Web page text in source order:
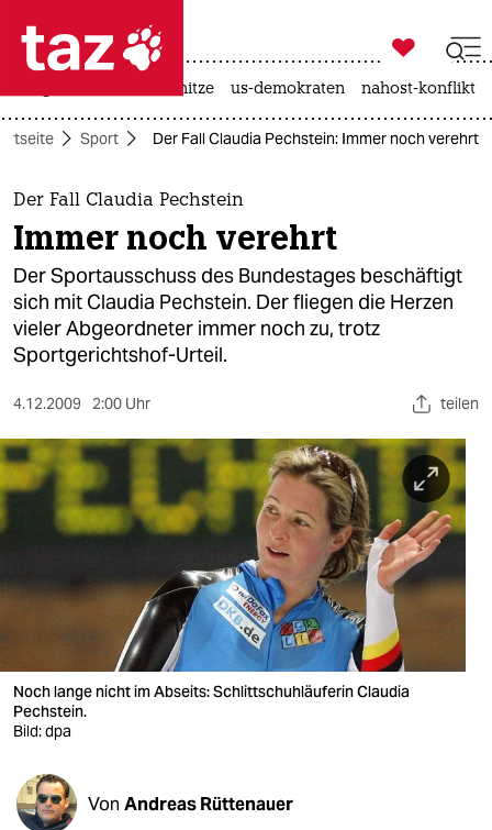
 taz zahl ich
taz zahl ich
themen
politik
öko
gesellschaft
kultur
sport
berlin
wahrheit
verlag
veranstaltungen
shop
fragen & hilfe

taz zahl ich
hitze us-demokraten nahost-konflikt
Sport Der Fall Claudia Pechstein: Immer noch verehrt
Der Fall Claudia Pechstein
Immer noch verehrt
Der Sportausschuss des Bundestages beschäftigt
sich mit Claudia Pechstein. Der fliegen die Herzen
vieler Abgeordneter immer noch zu, trotz
Sportgerichtshof-Urteil.
4.12.2009 2:00 Uhr teilen
Noch lange nicht im Abseits: Schlittschuhläuferin Claudia
Pechstein.
Bild: dpa
Von Andreas Rüttenauer